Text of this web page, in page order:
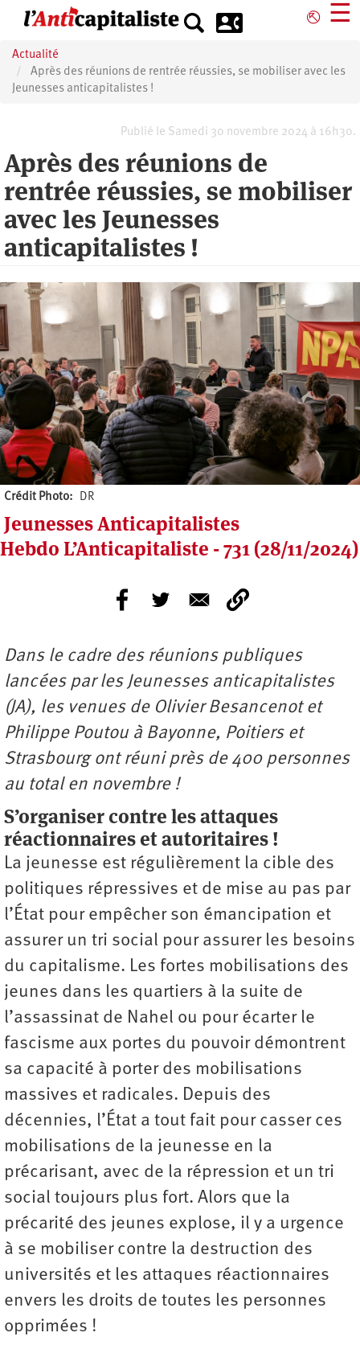
principal
⎋ ☰
Actualité
Après des réunions de rentrée réussies, se mobiliser avec les
Jeunesses anticapitalistes !
Publié le Samedi 30 novembre 2024 à 16h30.
Après des réunions de
rentrée réussies, se mobiliser
avec les Jeunesses
anticapitalistes !
Crédit Photo DR
Jeunesses Anticapitalistes
Hebdo L’Anticapitaliste - 731 (28/11/2024)
Dans le cadre des réunions publiques
lancées par les Jeunesses anticapitalistes
(JA), les venues de Olivier Besancenot et
Philippe Poutou à Bayonne, Poitiers et
Strasbourg ont réuni près de 400 personnes
au total en novembre !
S’organiser contre les attaques
réactionnaires et autoritaires !
La jeunesse est régulièrement la cible des
politiques répressives et de mise au pas par
l’État pour empêcher son émancipation et
assurer un tri social pour assurer les besoins
du capitalisme. Les fortes mobilisations des
jeunes dans les quartiers à la suite de
l’assassinat de Nahel ou pour écarter le
fascisme aux portes du pouvoir démontrent
sa capacité à porter des mobilisations
massives et radicales. Depuis des
décennies, l’État a tout fait pour casser ces
mobilisations de la jeunesse en la
précarisant, avec de la répression et un tri
social toujours plus fort. Alors que la
précarité des jeunes explose, il y a urgence
à se mobiliser contre la destruction des
universités et les attaques réactionnaires
envers les droits de toutes les personnes
opprimées !